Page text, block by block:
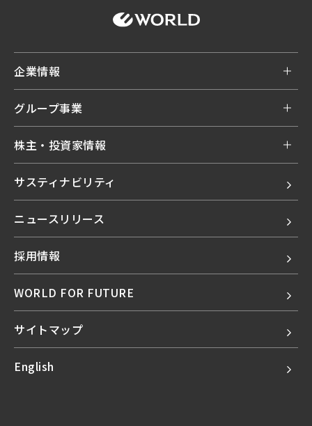
企業情報
グループ事業
株主・投資家情報
サスティナビリティ
ニュースリリース
採用情報
WORLD FOR FUTURE
サイトマップ
English